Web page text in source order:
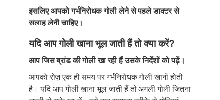
इसलिए आपको गर्भनिरोधक गोली लेने से पहले डाक्टर से
सलाह लेनी चाहिए।
यदि आप गोली खाना भूल जाती हैं तो क्या करें?
आप जिस ब्रांड की गोली खा रही हैं उसके निर्देशोंको पढ़ें।
आपको रोज़ एक ही समय पर गर्भनिरोधक गोली खानी होती
है। यदि आप गोली खाना भूल जाती हैं तो अगली गोली जितना